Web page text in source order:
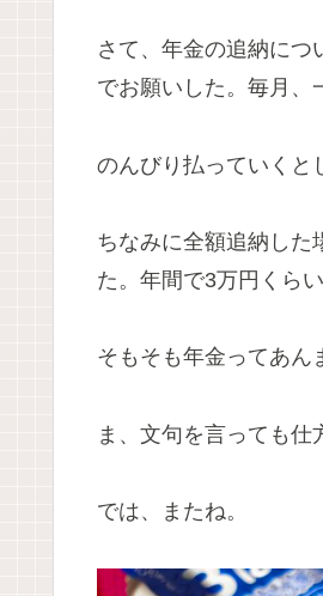
さて、年金の追納につ
でお願いした。毎月、
のんびり払っていくと
ちなみに全額追納した
た。年間で3万円くら
そもそも年金ってあん
ま、文句を言っても仕
では、またね。